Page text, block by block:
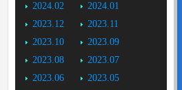
2024.02
2024.01
2023.12
2023.11
2023.10
2023.09
2023.08
2023.07
2023.06
2023.05